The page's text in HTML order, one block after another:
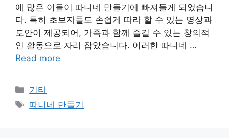
에 많은 이들이 따니네 만들기에 빠져들게 되었습니
다. 특히 초보자들도 손쉽게 따라 할 수 있는 영상과
도안이 제공되어, 가족과 함께 즐길 수 있는 창의적
인 활동으로 자리 잡았습니다. 이러한 따니네 …
Read more
Categories
기타
Tags
따니네 만들기